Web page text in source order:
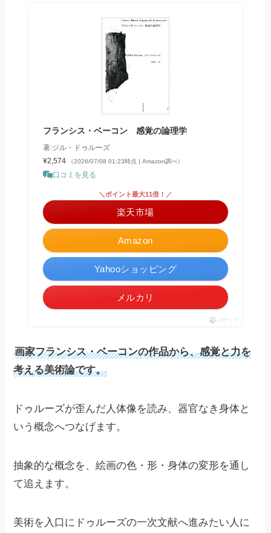
フランシス・ベーコン 感覚の論理学
著:ジル・ドゥルーズ
¥2,574
（2026/07/08 01:23時点 | Amazon調べ）
口コミを見る
Amazon
＼ポイント最大11倍！／
楽天市場
Yahooショッピング
メルカリ
ポチップ
画家フランシス・ベーコンの作品から、感覚と力を
考える美術論です。
ドゥルーズが歪んだ人体像を読み、器官なき身体と
いう概念へつなげます。
抽象的な概念を、絵画の色・形・身体の変形を通し
て追えます。
美術を入口にドゥルーズの一次文献へ進みたい人に